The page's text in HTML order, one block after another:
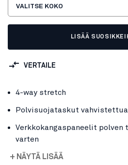
VALITSE KOKO
LISÄÄ
VERTAILE
4-way stretch
Polvisuojataskut
Verkkokangaspaneelit
varten
+ NÄYTÄ LISÄÄ